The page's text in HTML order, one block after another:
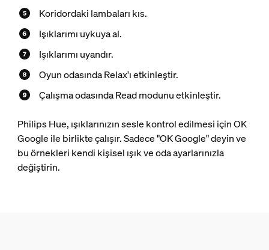
Koridordaki lambaları kıs.
Işıklarımı uykuya al.
Işıklarımı uyandır.
Oyun odasında Relax'ı etkinleştir.
Çalışma odasında Read modunu etkinleştir.
Philips Hue, ışıklarınızın sesle kontrol edilmesi için OK
Google ile birlikte çalışır. Sadece "OK Google" deyin ve
bu örnekleri kendi kişisel ışık ve oda ayarlarınızla
değiştirin.